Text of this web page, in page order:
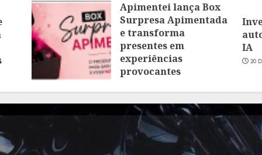
Apimentei lança Box
Surpresa Apimentada
e transforma
presentes em
experiências
provocantes
IA
20